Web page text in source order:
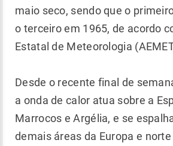
maio seco, sendo que o
o terceiro em 1965, de acordo
Estatal de Meteorologia
Desde o recente final de
a onda de calor atua sobre a
Marrocos e Argélia, e se
demais áreas da Europa e